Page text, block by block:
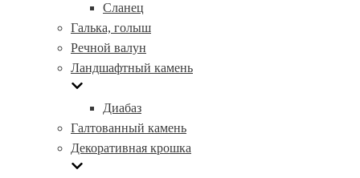
Сланец
Галька, голыш
Речной валун
Ландшафтный камень
Диабаз
Галтованный камень
Декоративная крошка